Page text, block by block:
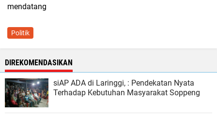
mendatang
Politik
DIREKOMENDASIKAN
siAP ADA di Laringgi, : Pendekatan Nyata
Terhadap Kebutuhan Masyarakat Soppeng